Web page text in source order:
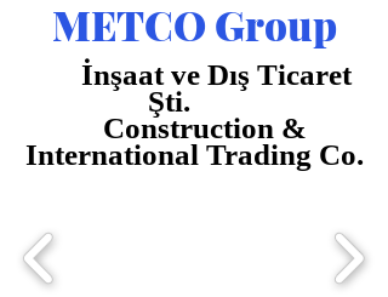
METCO Group
İnşaat ve Dış Ticaret
Şti.
Construction &
International Trading Co.